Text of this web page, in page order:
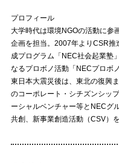
プロフィール
大学時代は環境NGOの活動に参
企画を担当。2007年よりCSR推
成プログラム「NEC社会起業塾
なるプロボノ活動「NECプロボ
東日本大震災後は、東北の復興
のコーポレート・シチズンシッ
ーシャルベンチャー等とNECグ
共創、新事業創造活動（CSV）を